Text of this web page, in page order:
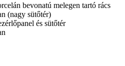
bevonatú melegen tartó rács
(nagy sütőtér)
és sütőtér